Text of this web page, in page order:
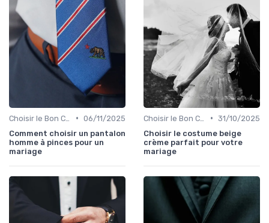
• 06/11/2025
Comment choisir un pantalon
homme à pinces pour un
mariage
• 31/10/2025
Choisir le costume beige
crème parfait pour votre
mariage